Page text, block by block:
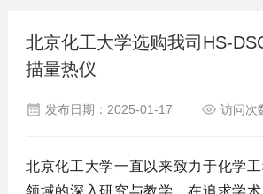
北京化工大学选购我司HS-
描量热仪
发布日期：2025-01-17 访问次
北京化工大学一直以来致力于化学